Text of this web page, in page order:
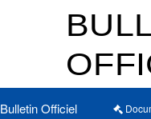
Bulletin Officiel